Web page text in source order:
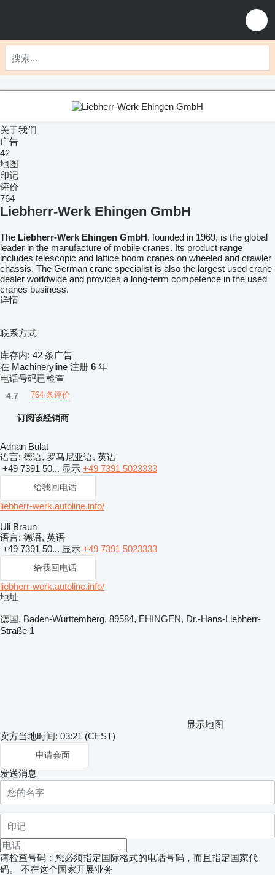
关于我们
广告
42
地图
印记
评价
764
Liebherr-Werk Ehingen GmbH
The Liebherr-Werk Ehingen GmbH, founded in 1969, is the global
leader in the manufacture of mobile cranes. Its product range
includes telescopic and lattice boom cranes on wheeled and crawler
chassis. The German crane specialist is also the largest used crane
dealer worldwide and provides a long-term competence in the used
cranes business.
详情
联系方式
库存内: 42 条广告
在 Machineryline 注册 6 年
电话号码已检查
4.7 764 条评价
订阅该经销商
Adnan Bulat
语言: 德语, 罗马尼亚语, 英语
+49 7391 50... 显示 +49 7391 5023333
给我回电话
liebherr-werk.autoline.info/
Uli Braun
语言: 德语, 英语
+49 7391 50... 显示 +49 7391 5023333
给我回电话
liebherr-werk.autoline.info/
地址
德国, Baden-Wurttemberg, 89584, EHINGEN, Dr.-Hans-Liebherr-
Straße 1
显示地图
卖方当地时间: 03:21 (CEST)
申请会面
发送消息
请检查号码：您必须指定国际格式的电话号码，而且指定国家代
码。
不在这个国家开展业务